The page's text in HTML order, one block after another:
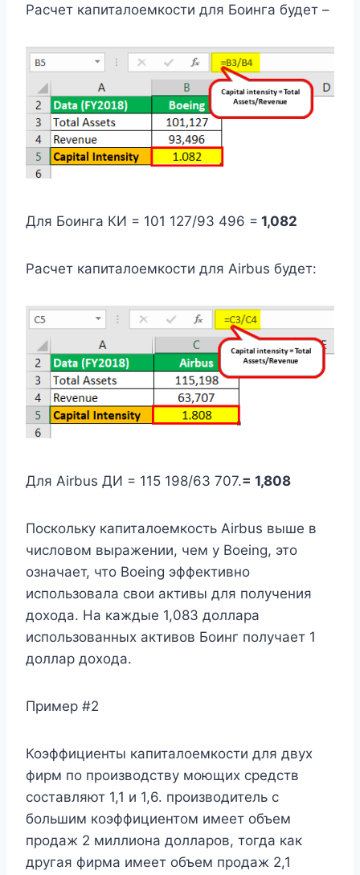
Расчет капиталоемкости для Боинга будет –
Для Боинга КИ = 101 127/93 496 = 1,082
Расчет капиталоемкости для Airbus будет:
Для Airbus ДИ = 115 198/63 707.= 1,808
Поскольку капиталоемкость Airbus выше в
числовом выражении, чем у Boeing, это
означает, что Boeing эффективно
использовала свои активы для получения
дохода. На каждые 1,083 доллара
использованных активов Боинг получает 1
доллар дохода.
Пример #2
Коэффициенты капиталоемкости для двух
фирм по производству моющих средств
составляют 1,1 и 1,6. производитель с
большим коэффициентом имеет объем
продаж 2 миллиона долларов, тогда как
другая фирма имеет объем продаж 2,1